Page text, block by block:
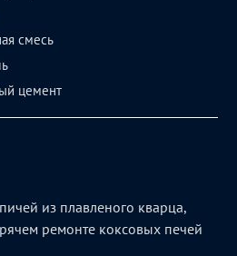
смесь
цемент
из плавленого кварца,
ремонте коксовых печей